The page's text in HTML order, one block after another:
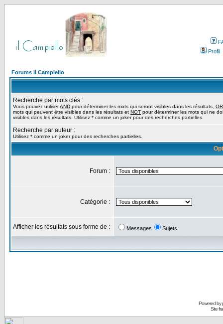
Profil
Forums il Campiello
Recherche par mots clés :
Vous pouvez utiliserAND pour déterminer les mots qui seront visibles dans les résultats, OR
mots qui peuvent être visibles dans les résultats et NOT pour déterminer les mots qui ne
visibles dans les résultats. Utilisez * comme un joker pour des recherches partielles.
Recherche par auteur :
Utilisez * comme un joker pour des recherches partielles.
Forum :
Catégorie :
Afficher les résultats sous forme de : Messages Sujets
Powered by
Site